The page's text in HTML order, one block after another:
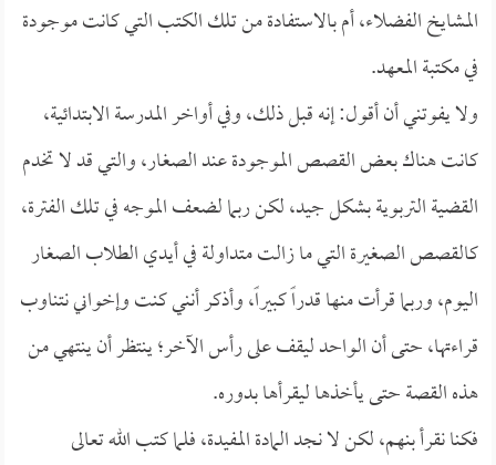
المشايخ الفضلاء، أم بالاستفادة من تلك الكتب التي كانت موجودة
في مكتبة المعهد.
ولا يفوتني أن أقول: إنه قبل ذلك، وفي أواخر المدرسة الابتدائية،
كانت هناك بعض القصص الموجودة عند الصغار، والتي قد لا تخدم
القضية التربوية بشكل جيد، لكن ربما لضعف الموجه في تلك الفترة،
كالقصص الصغيرة التي ما زالت متداولة في أيدي الطلاب الصغار
اليوم، وربما قرأت منها قدراً كبيراً، وأذكر أنني كنت وإخواني نتناوب
قراءتها، حتى أن الواحد ليقف على رأس الآخر؛ ينتظر أن ينتهي من
هذه القصة حتى يأخذها ليقرأها بدوره.
فكنا نقرأ بنهم، لكن لا نجد المادة المفيدة، فلما كتب الله تعالى